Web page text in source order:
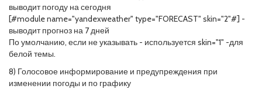
выводит погоду на сегодня
[#module name="yandexweather" type="FORECAST" skin="2"#] -
выводит прогноз на 7 дней
По умолчанию, если не указывать - используется skin="1" -для
белой темы.
8) Голосовое информирование и предупреждения при
изменении погоды и по графику